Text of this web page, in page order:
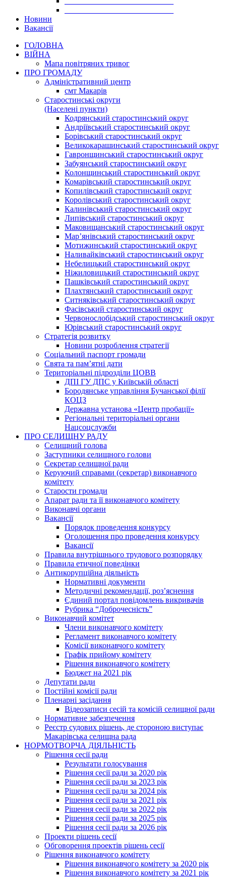
Новини
Вакансії
ГОЛОВНА
ВІЙНА
Мапа повітряних тривог
ПРО ГРОМАДУ
Aдміністративний центр
смт Макарів
Старостинські округи
(Населені пункти)
Кодрянський старостинський округ
Андріївський старостинський округ
Борівський старостинський округ
Великокарашинський старостинський округ
Гавронщинський старостинський округ
Забуянський старостинський округ
Колонщинський старостинський округ
Комарівський старостинський округ
Копилівський старостинський округ
Королівський старостинський округ
Калинівський старостинський округ
Липівський старостинський округ
Маковищанський старостинський округ
Мар’янівський старостинський округ
Мотижинський старостинський округ
Наливайківський старостинський округ
Небелицький старостинський округ
Ніжиловицький старостинський округ
Пашківський старостинський округ
Плахтянський старостинський округ
Ситняківський старостинський округ
Фасівський старостинський округ
Червонослобідський старостинський округ
Юрівський старостинський округ
Стратегія розвитку
Новини розроблення стратегії
Соціальний паспорт громади
Свята та пам’ятні дати
Територіальні підрозділи ЦОВВ
ДПІ ГУ ДПС у Київській області
Бородянське управління Бучанської філії
КОЦЗ
Державна установа «Центр пробації»
Регіональні територіальні органи
Нацсоцслужби
ПРО СЕЛИЩНУ РАДУ
Селищний голова
Заступники селищного голови
Секретар селищної ради
Керуючий справами (секретар) виконавчого
комітету
Старости громади
Апарат ради та її виконавчого комітету
Виконавчі органи
Вакансії
Порядок проведення конкурсу
Оголошення про проведення конкурсу
Вакансії
Правила внутрішнього трудового розпорядку
Правила етичної поведінки
Антикорупційна діяльність
Нормативні документи
Методичні рекомендації, роз’яснення
Єдиний портал повідомлень викривачів
Рубрика “Доброчесність”
Виконавчий комітет
Члени виконавчого комітету
Регламент виконавчого комітету
Комісії виконавчого комітету
Графік прийому комітету
Рішення виконавчого комітету
Бюджет на 2021 рік
Депутати ради
Постійні комісії ради
Пленарні засідання
Відеозаписи сесій та комісій селищної ради
Нормативне забезпечення
Реєстр судових рішень, де стороною виступає
Макарівська селищна рада
НОРМОТВОРЧА ДІЯЛЬНІСТЬ
Рішення сесії ради
Результати голосування
Рішення сесії ради за 2020 рік
Рішення сесії ради за 2023 рік
Рішення сесії ради за 2024 рік
Рішення сесії ради за 2021 рік
Рішення сесії ради за 2022 рік
Рішення сесії ради за 2025 рік
Рішення сесії ради за 2026 рік
Проекти рішень сесії
Обговорення проектів рішень сесії
Рішення виконавчого комітету
Рішення виконавчого комітету за 2020 рік
Рішення виконавчого комітету за 2021 рік